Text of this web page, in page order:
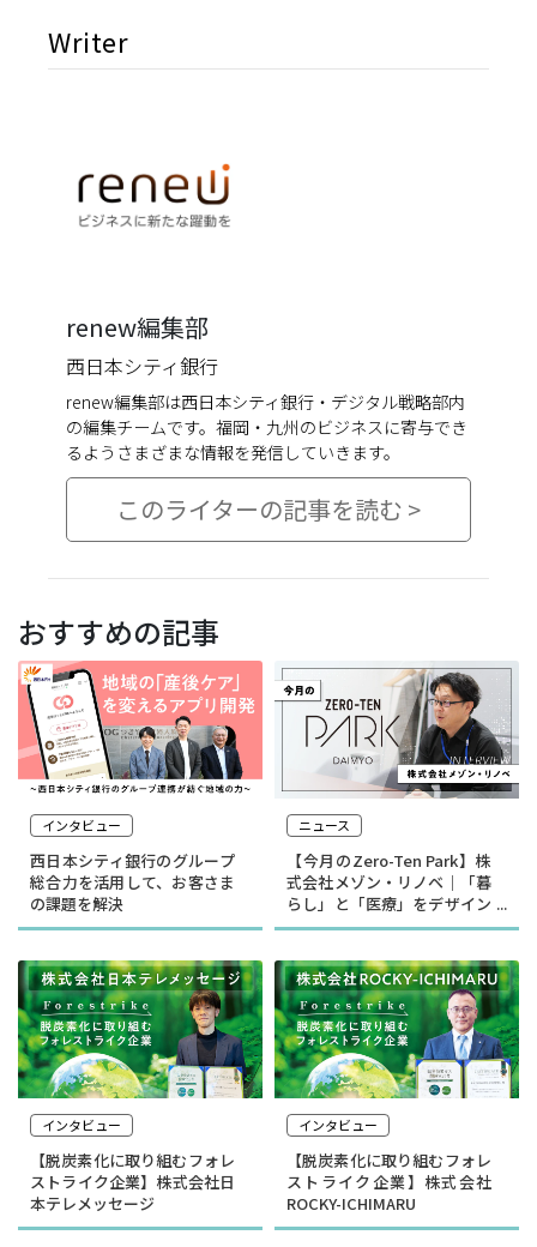
Writer
renew編集部
西日本シティ銀行
renew編集部は西日本シティ銀行・デジタル戦略部内
の編集チームです。福岡・九州のビジネスに寄与でき
るようさまざまな情報を発信していきます。
このライターの記事を読む >
おすすめの記事
インタビュー
西日本シティ銀行のグループ
総合力を活用して、お客さま
の課題を解決
ニュース
【今月のZero-Ten Park】株
式会社メゾン・リノベ｜「暮
らし」と「医療」をデザイン
する
インタビュー
【脱炭素化に取り組むフォレ
ストライク企業】株式会社日
本テレメッセージ
インタビュー
【脱炭素化に取り組むフォレ
ストライク企業】株式会社
ROCKY-ICHIMARU